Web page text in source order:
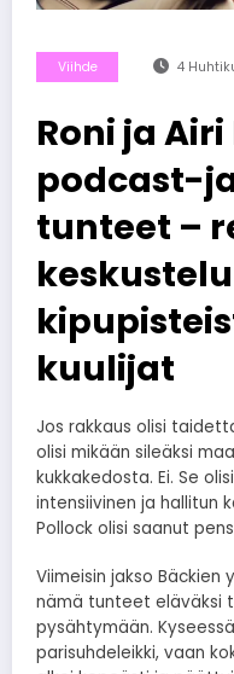
Viihde 4
Roni ja
podcast-
tunteet –
kuulijat
Jos rakkaus olisi
olisi mikään sileäksi
kukkakedosta. Ei. Se
intensiivinen ja hallitun
Pollock olisi saanut
Viimeisin jakso Bäckien
nämä tunteet eläväksi
pysähtymään.
parisuhdeleikki, vaan